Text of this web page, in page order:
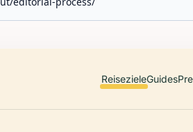
ReisezieleGuides